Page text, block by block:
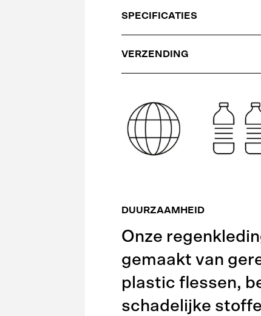
SPECIFICATIES
VERZENDING
DUURZAAMHEID
Onze
gemaakt van
plastic flessen,
schadelijke